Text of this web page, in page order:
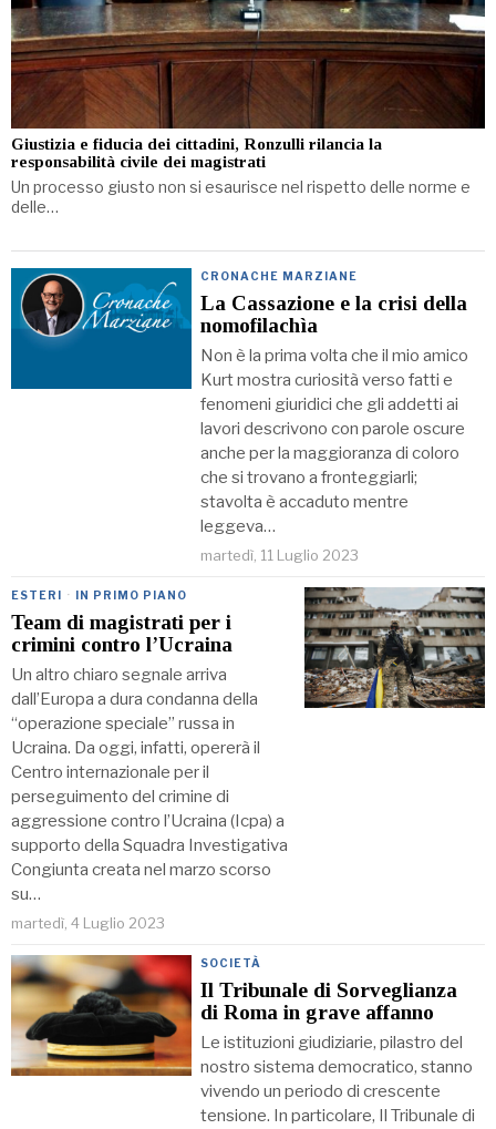
Giustizia e fiducia dei cittadini, Ronzulli rilancia la
responsabilità civile dei magistrati
Un processo giusto non si esaurisce nel rispetto delle norme e
delle…
CRONACHE MARZIANE
La Cassazione e la crisi della
nomofilachìa
Non è la prima volta che il mio amico
Kurt mostra curiosità verso fatti e
fenomeni giuridici che gli addetti ai
lavori descrivono con parole oscure
anche per la maggioranza di coloro
che si trovano a fronteggiarli;
stavolta è accaduto mentre
leggeva…
martedì, 11 Luglio 2023
ESTERI · IN PRIMO PIANO
Team di magistrati per i
crimini contro l’Ucraina
Un altro chiaro segnale arriva
dall’Europa a dura condanna della
“operazione speciale” russa in
Ucraina. Da oggi, infatti, opererà il
Centro internazionale per il
perseguimento del crimine di
aggressione contro l’Ucraina (Icpa) a
supporto della Squadra Investigativa
Congiunta creata nel marzo scorso
su…
martedì, 4 Luglio 2023
SOCIETÀ
Il Tribunale di Sorveglianza
di Roma in grave affanno
Le istituzioni giudiziarie, pilastro del
nostro sistema democratico, stanno
vivendo un periodo di crescente
tensione. In particolare, Il Tribunale di